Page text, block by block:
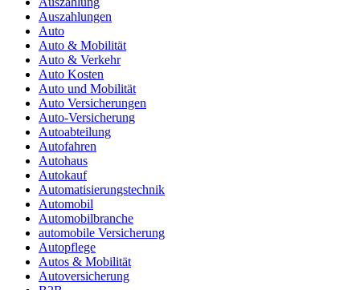
Auszahlungen
Auto
Auto & Mobilität
Auto & Verkehr
Auto Kosten
Auto und Mobilität
Auto Versicherungen
Auto-Versicherung
Autoabteilung
Autofahren
Autohaus
Autokauf
Automatisierungstechnik
Automobil
Automobilbranche
automobile Versicherung
Autopflege
Autos & Mobilität
Autoversicherung